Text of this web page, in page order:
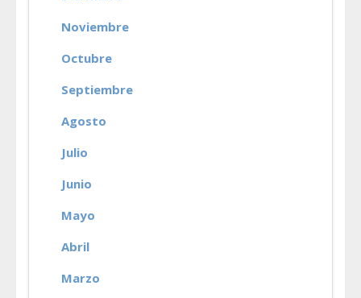
Noviembre
Octubre
Septiembre
Agosto
Julio
Junio
Mayo
Abril
Marzo